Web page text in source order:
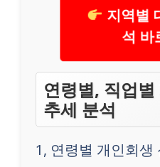
지역별
석 바
연령별, 직업
추세 분석
1, 연령별 개인회생